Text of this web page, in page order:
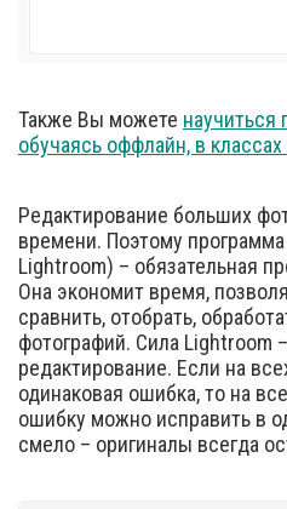
Также Вы можете научиться
обучаясь оффлайн, в
Редактирование больших
времени. Поэтому
Lightroom) – обязательная
Она экономит время,
сравнить, отобрать,
фотографий. Сила Lightroom
редактирование. Если на
одинаковая ошибка, то на
ошибку можно исправить в
смело – оригиналы всегда